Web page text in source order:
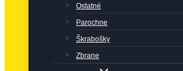
Ostatné
Parochne
Škrabošky
Zbrane